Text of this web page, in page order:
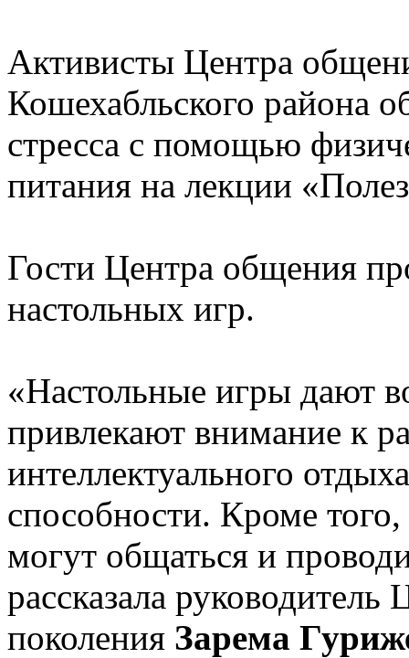
Активисты Центра
Кошехабльского района
стресса с помощью
питания на лекции
Гости Центра общения
настольных игр.
«Настольные игры дают
привлекают внимание к
интеллектуального
способности. Кроме
могут общаться и
рассказала
поколения Зарема